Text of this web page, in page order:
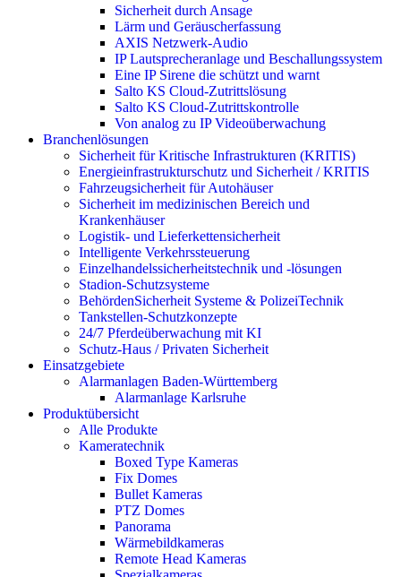
Sicherheit durch Ansage
Lärm und Geräuscherfassung
AXIS Netzwerk-Audio
IP Lautsprecheranlage und Beschallungssystem
Eine IP Sirene die schützt und warnt
Salto KS Cloud-Zutrittslösung
Salto KS Cloud-Zutrittskontrolle
Von analog zu IP Videoüberwachung
Branchenlösungen
Sicherheit für Kritische Infrastrukturen (KRITIS)
Energieinfrastrukturschutz und Sicherheit / KRITIS
Fahrzeugsicherheit für Autohäuser
Sicherheit im medizinischen Bereich und
Krankenhäuser
Logistik- und Lieferkettensicherheit
Intelligente Verkehrssteuerung
Einzelhandelssicherheitstechnik und -lösungen
Stadion-Schutzsysteme
BehördenSicherheit Systeme & PolizeiTechnik
Tankstellen-Schutzkonzepte​
24/7 Pferdeüberwachung mit KI
Schutz-Haus / Privaten Sicherheit
Einsatzgebiete
Alarmanlagen Baden-Württemberg
Alarmanlage Karlsruhe
Produktübersicht
Alle Produkte
Kameratechnik
Boxed Type Kameras
Fix Domes
Bullet Kameras
PTZ Domes
Panorama
Wärmebildkameras
Remote Head Kameras